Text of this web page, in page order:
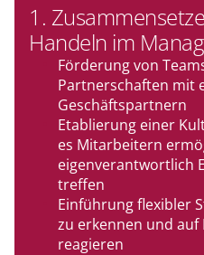
1.
Handeln im
Förderung von
Partnerschaften mit
Geschäftspartnern
Etablierung einer
es Mitarbeitern
eigenverantwortlich
treffen
Einführung flexibler
zu erkennen und
reagieren